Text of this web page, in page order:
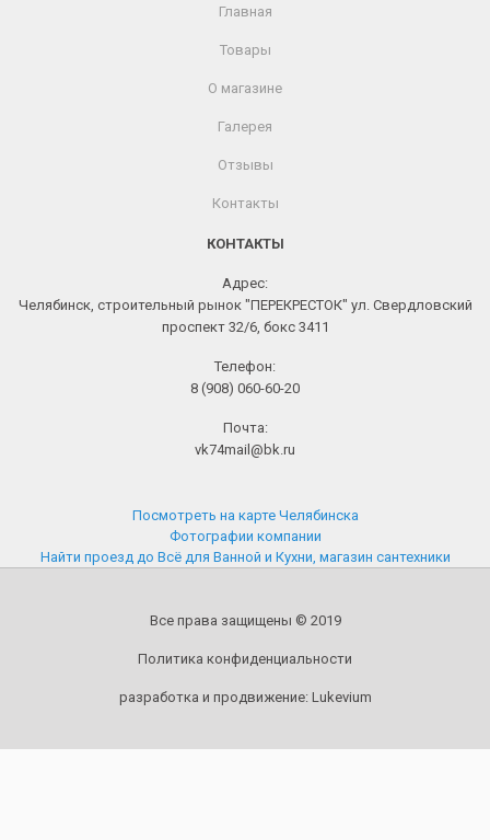
Главная
Товары
О магазине
Галерея
Отзывы
Контакты
КОНТАКТЫ
Адрес:
Челябинск, строительный рынок "ПЕРЕКРЕСТОК" ул. Свердловский
проспект 32/6, бокс 3411
Телефон:
8 (908) 060-60-20
Почта:
vk74mail@bk.ru
Посмотреть на карте Челябинска
Фотографии компании
Найти проезд до Всё для Ванной и Кухни, магазин сантехники
Все права защищены © 2019
Политика конфиденциальности
разработка и продвижение: Lukevium